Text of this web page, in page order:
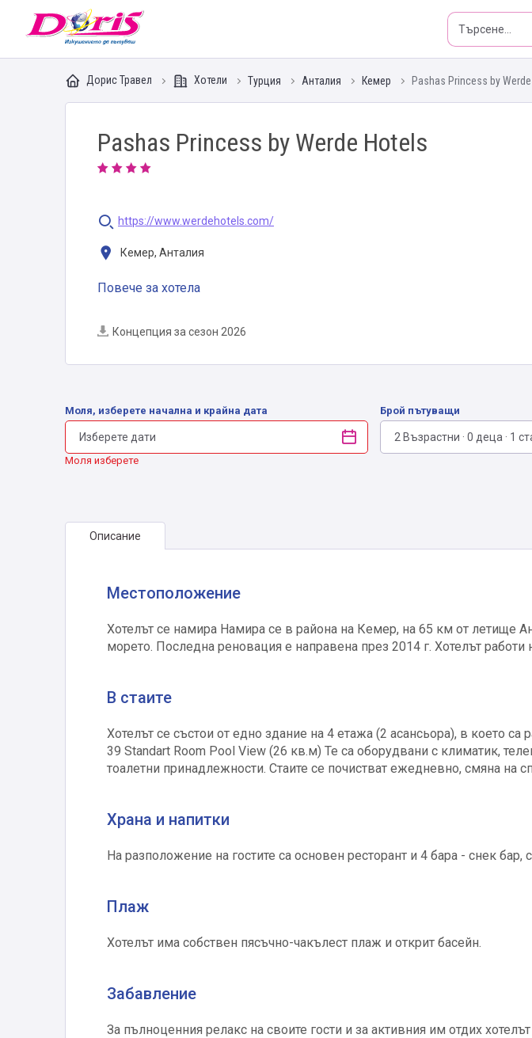
Doris - Изкушението да пътуваш
Дорис Травел Хотели Турция Анталия Кемер Pashas Princess by
Pashas Princess by Werde Hotels
https://www.werdehotels.com/
Кемер, Анталия
Повече за хотела
Концепция за сезон 2026
Моля, изберете начална и крайна дата
Моля изберете
Брой пътуващи
2 Възрастни · 0 деца · 1
Описание
Местоположение
Хотелът се намира Намира се в района на Кемер, на 65 км от летище
морето. Последна реновация е направена през 2014 г. Хотелът работи
В стаите
Хотелът се състои от едно здание на 4 етажа (2 асансьора), в което
39 Standart Room Pool View (26 кв.м) Те са оборудвани с климатик,
тоалетни принадлежности. Стаите се почистват ежедневно, смяна на
Храна и напитки
На разположение на гостите са основен ресторант и 4 бара - снек
Плаж
Хотелът има собствен пясъчно-чакълест плаж и открит басейн.
Забавление
За пълноценния релакс на своите гости и за активния им отдих